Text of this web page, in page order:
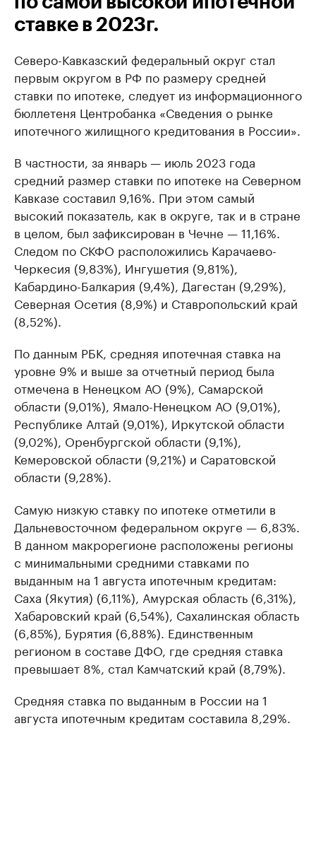
ставке в 2023г.
Северо-Кавказский федеральный округ стал
первым округом в РФ по размеру средней
ставки по ипотеке, следует из информационного
бюллетеня Центробанка «Сведения о рынке
ипотечного жилищного кредитования в России».
В частности, за январь — июль 2023 года
средний размер ставки по ипотеке на Северном
Кавказе составил 9,16%. При этом самый
высокий показатель, как в округе, так и в стране
в целом, был зафиксирован в Чечне — 11,16%.
Следом по СКФО расположились Карачаево-
Черкесия (9,83%), Ингушетия (9,81%),
Кабардино-Балкария (9,4%), Дагестан (9,29%),
Северная Осетия (8,9%) и Ставропольский край
(8,52%).
По данным РБК, средняя ипотечная ставка на
уровне 9% и выше за отчетный период была
отмечена в Ненецком АО (9%), Самарской
области (9,01%), Ямало-Ненецком АО (9,01%),
Республике Алтай (9,01%), Иркутской области
(9,02%), Оренбургской области (9,1%),
Кемеровской области (9,21%) и Саратовской
области (9,28%).
Самую низкую ставку по ипотеке отметили в
Дальневосточном федеральном округе — 6,83%.
В данном макрорегионе расположены регионы
с минимальными средними ставками по
выданным на 1 августа ипотечным кредитам:
Саха (Якутия) (6,11%), Амурская область (6,31%),
Хабаровский край (6,54%), Сахалинская область
(6,85%), Бурятия (6,88%). Единственным
регионом в составе ДФО, где средняя ставка
превышает 8%, стал Камчатский край (8,79%).
Средняя ставка по выданным в России на 1
августа ипотечным кредитам составила 8,29%.